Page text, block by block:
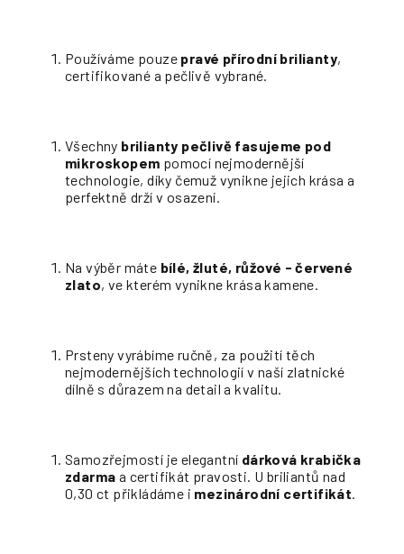
Používáme pouze pravé přírodní brilianty,
certifikované a pečlivě vybrané.
Všechny brilianty pečlivě fasujeme pod
mikroskopem pomocí nejmodernější
technologie, díky čemuž vynikne jejich krása a
perfektně drží v osazení.
Na výběr máte bílé, žluté, růžové - červené
zlato, ve kterém vynikne krása kamene.
Prsteny vyrábíme ručně, za použití těch
nejmodernějších technologií v naší zlatnické
dílně s důrazem na detail a kvalitu.
Samozřejmostí je elegantní dárková krabička
zdarma a certifikát pravosti. U briliantů nad
0,30 ct přikládáme i mezinárodní certifikát.